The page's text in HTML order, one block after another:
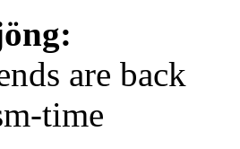
are back
time